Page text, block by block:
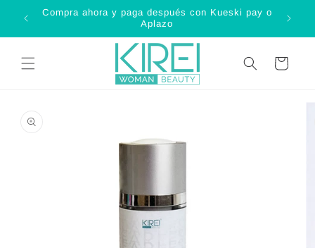
directamente
Compra ahora y paga después con Kueski pay o
Aplazo
Carrito
información